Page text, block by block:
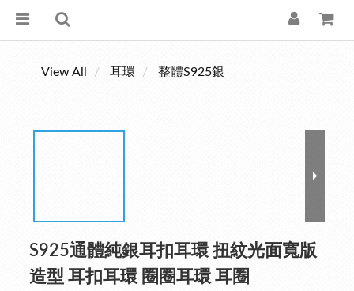
View All 耳環 整體S925銀
S925通體純銀耳扣耳環 扭紋光面寬版
造型 耳扣耳環 圈圈耳環 耳圈